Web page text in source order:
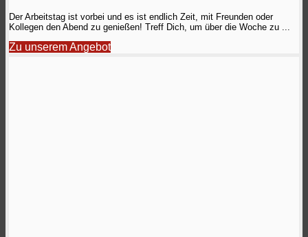
Der Arbeitstag ist vorbei und es ist endlich Zeit, mit Freunden oder
Kollegen den Abend zu genießen! Treff Dich, um über die Woche zu ...
Zu unserem Angebot